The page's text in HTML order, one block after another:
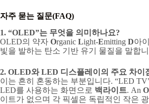
자주 묻는 질문(FAQ)
1. “OLED”는 무엇을 의미하나요?
OLED의 약자 Organic Light-Emitting D아
빛을 발하는 탄소 기반 유기 물질을 말합
2. OLED와 LED 디스플레이의 주요 차이
이는 흔히 혼동하는 부분입니다. “LED
LED를 사용하는 화면으로 백라이트. An
이트가 없으며 각 픽셀은 독립적인 작은